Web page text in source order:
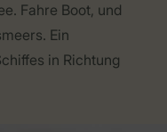
Fahre Boot, und
Ein
in Richtung